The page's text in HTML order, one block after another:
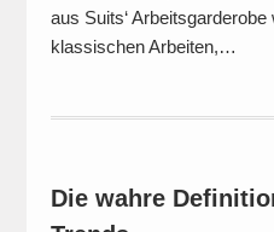
aus Suits‘
klassischen Arbeiten,…
Die wahre